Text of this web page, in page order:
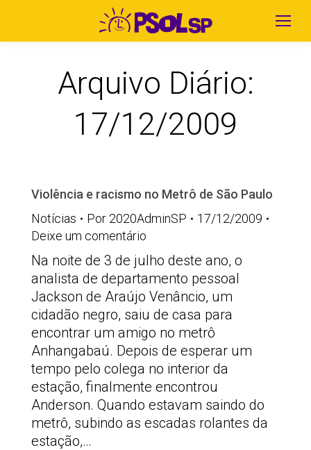
Arquivo Diário:
17/12/2009
Violência e racismo no Metrô de São Paulo
Notícias
Por 2020AdminSP
17/12/2009
Deixe um comentário
Na noite de 3 de julho deste ano, o
analista de departamento pessoal
Jackson de Araújo Venâncio, um
cidadão negro, saiu de casa para
encontrar um amigo no metrô
Anhangabaú. Depois de esperar um
tempo pelo colega no interior da
estação, finalmente encontrou
Anderson. Quando estavam saindo do
metrô, subindo as escadas rolantes da
estação,…